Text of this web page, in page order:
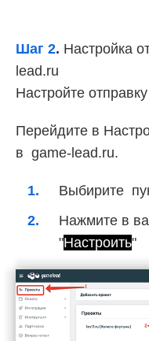
Шаг 2. Настройка
lead.ru
Настройте
Перейдите в
в game-lead.ru.
Выбирите
Нажмите в
"Настроить"